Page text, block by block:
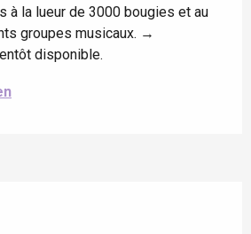
à la lueur de 3000 bougies et au
groupes musicaux. →
disponible.